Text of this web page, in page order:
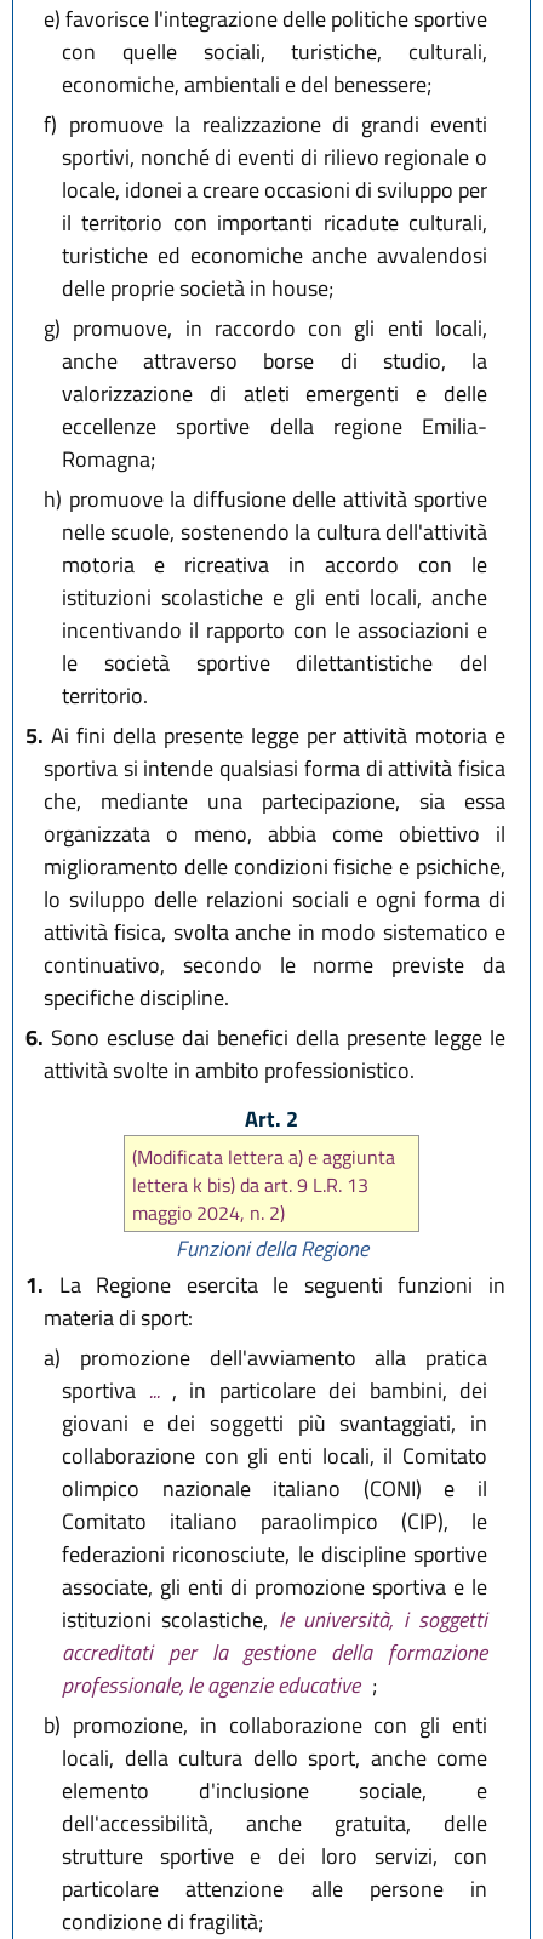
e)favorisce l'integrazione delle politiche sportive
con quelle sociali, turistiche, culturali,
economiche, ambientali e del benessere;
f) promuove la realizzazione di grandi eventi
sportivi, nonché di eventi di rilievo regionale o
locale, idonei a creare occasioni di sviluppo per
il territorio con importanti ricadute culturali,
turistiche ed economiche anche avvalendosi
delle proprie società in house;
g) promuove, in raccordo con gli enti locali,
anche attraverso borse di studio, la
valorizzazione di atleti emergenti e delle
eccellenze sportive della regione Emilia-
Romagna;
h) promuove la diffusione delle attività sportive
nelle scuole, sostenendo la cultura dell'attività
motoria e ricreativa in accordo con le
istituzioni scolastiche e gli enti locali, anche
incentivando il rapporto con le associazioni e
le società sportive dilettantistiche del
territorio.
5. Ai fini della presente legge per attività motoria e
sportiva si intende qualsiasi forma di attività fisica
che, mediante una partecipazione, sia essa
organizzata o meno, abbia come obiettivo il
miglioramento delle condizioni fisiche e psichiche,
lo sviluppo delle relazioni sociali e ogni forma di
attività fisica, svolta anche in modo sistematico e
continuativo, secondo le norme previste da
specifiche discipline.
6. Sono escluse dai benefici della presente legge le
attività svolte in ambito professionistico.
Art. 2
(Modificata lettera a) e aggiunta
lettera k bis) da art. 9 L.R. 13
maggio 2024, n. 2)
Funzioni della Regione
1. La Regione esercita le seguenti funzioni in
materia di sport:
a) promozione dell'avviamento alla pratica
sportiva ... , in particolare dei bambini, dei
giovani e dei soggetti più svantaggiati, in
collaborazione con gli enti locali, il Comitato
olimpico nazionale italiano (CONI) e il
Comitato italiano paraolimpico (CIP), le
federazioni riconosciute, le discipline sportive
associate, gli enti di promozione sportiva e le
istituzioni scolastiche, le università, i soggetti
accreditati per la gestione della formazione
professionale, le agenzie educative ;
b) promozione, in collaborazione con gli enti
locali, della cultura dello sport, anche come
elemento d'inclusione sociale, e
dell'accessibilità, anche gratuita, delle
strutture sportive e dei loro servizi, con
particolare attenzione alle persone in
condizione di fragilità;